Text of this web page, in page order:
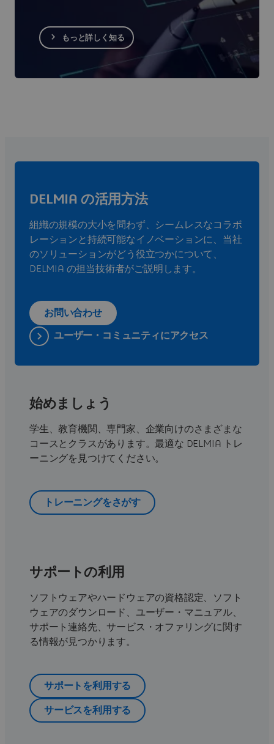
もっと詳しく知る
DELMIA の活用方法
組織の規模の大小を問わず、シームレスなコラボ
レーションと持続可能なイノベーションに、当社
のソリューションがどう役立つかについて、
DELMIA の担当技術者がご説明します。
お問い合わせ
ユーザー・コミュニティにアクセス
始めましょう
学生、教育機関、専門家、企業向けのさまざまな
コースとクラスがあります。最適な DELMIA トレ
ーニングを見つけてください。
トレーニングをさがす
サポートの利用
ソフトウェアやハードウェアの資格認定、ソフト
ウェアのダウンロード、ユーザー・マニュアル、
サポート連絡先、サービス・オファリングに関す
る情報が見つかります。
サポートを利用する
サービスを利用する